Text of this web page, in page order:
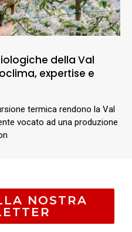
della Val
expertise e
termica rendono la Val
vocato ad una produzione
NOSTRA